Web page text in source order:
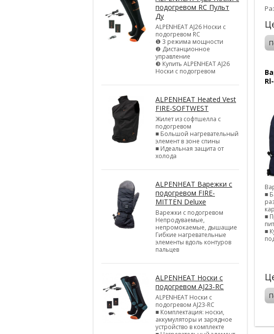
подогревом RC Пульт
Ду
ALPENHEAT AJ26 Носки с
подогревом RC
❶ 3 режима мощности
❷ Дистанционное
управление
❸ Купить ALPENHEAT AJ26
Носки с подогревом
ALPENHEAT Heated Vest
FIRE-SOFTWEST
Жилет из софтшелла с
подогревом
■ Большой нагревательный
элемент в зоне спины
■ Идеальная защита от
холода
ALPENHEAT Варежки с
подогревом FIRE-
MITTEN Deluxe
Варежки с подогревом
Непродуваемые,
непромокаемые, дышащие
Гибкие нагревательные
элементы вдоль контуров
пальцев
ALPENHEAT Носки с
подогревом AJ23-RC
ALPENHEAT Носки с
подогревом AJ23-RC
■ Комплектация: носки,
аккумуляторы и зарядное
устройство в комплекте
■
■
■